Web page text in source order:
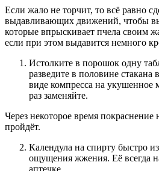
Если жало не торчит, то всё равно
выдавливающих движений, чтобы
которые впрыскивает пчела своим
если при этом выдавится немного
Истолките в порошок одну
разведите в половине
виде компресса на укушенное
раз заменяйте.
Через некоторое время покраснение
пройдёт.
Календула на спирту быстро
ощущения жжения. Её всегда